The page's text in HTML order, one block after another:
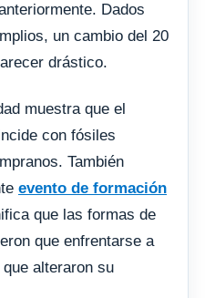
Dados
un cambio del 20
drástico.
muestra que el
con fósiles
También
evento de formación
que las formas de
que enfrentarse a
alteraron su